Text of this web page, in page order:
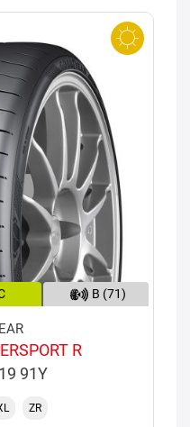
B (71)
R
91Y
ZR